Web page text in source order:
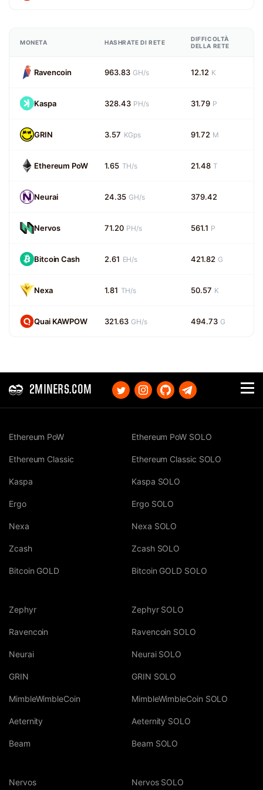
MONETA HASHRATE DI RETE
DIFFICOLTÀ
DELLA RETE
Ravencoin 963.83 GH/s 12.12 K
Kaspa 328.43 PH/s 31.79 P
GRIN 3.57 KGps 91.72 M
Ethereum PoW 1.65 TH/s 21.48 T
Neurai 24.35 GH/s 379.42
Nervos 71.20 PH/s 561.1 P
Bitcoin Cash 2.61 EH/s 421.82 G
Nexa 1.81 TH/s 50.57 K
Quai KAWPOW 321.63 GH/s 494.73 G
2MINERS.COM
Ethereum PoW
Ethereum Classic
Kaspa
Ergo
Nexa
Zcash
Bitcoin GOLD
Ethereum PoW SOLO
Ethereum Classic SOLO
Kaspa SOLO
Ergo SOLO
Nexa SOLO
Zcash SOLO
Bitcoin GOLD SOLO
Zephyr
Ravencoin
Neurai
GRIN
MimbleWimbleCoin
Aeternity
Beam
Zephyr SOLO
Ravencoin SOLO
Neurai SOLO
GRIN SOLO
MimbleWimbleCoin SOLO
Aeternity SOLO
Beam SOLO
Nervos Nervos SOLO